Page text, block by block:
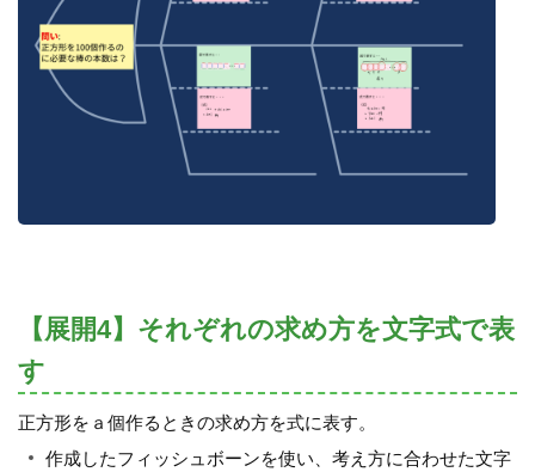
【展開4】それぞれの求め方を文字式で表
す
正方形をａ個作るときの求め方を式に表す。
作成したフィッシュボーンを使い、考え方に合わせた文字